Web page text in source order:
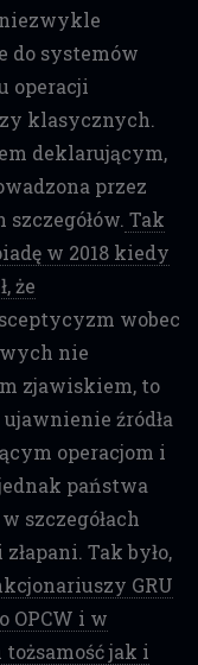
do systemów
operacji
klasycznych.
deklarującym,
przez
Tak
w 2018 kiedy
że
wobec
nie
zjawiskiem, to
źródła
operacjom i
państwa
szczegółach
Tak było,
GRU
OPCW i w
jak i